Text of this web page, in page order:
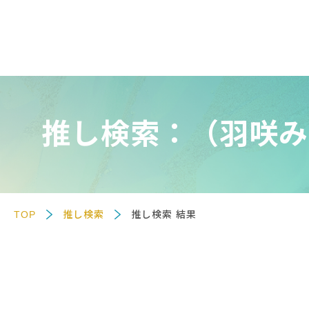
推し検索：（羽咲
TOP 推し検索 推し検索 結果